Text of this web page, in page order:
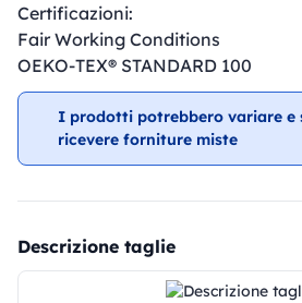
Certificazioni:
Fair Working Conditions
OEKO-TEX® STANDARD 100
I prodotti potrebbero variare e
ricevere forniture miste
Descrizione taglie